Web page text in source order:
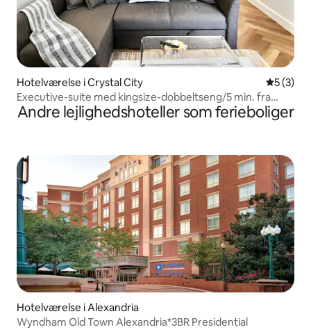
Hotelværelse i Crystal City 5 ud af 5
5 (3)
Executive-suite med kingsize-dobbeltseng/5 min. fra
DCA Pentagon HQ2/gratis parkering
Andre lejlighedshoteller som ferieboliger
Hotelværelse i Alexandria
Wyndham Old Town Alexandria*3BR Presidential